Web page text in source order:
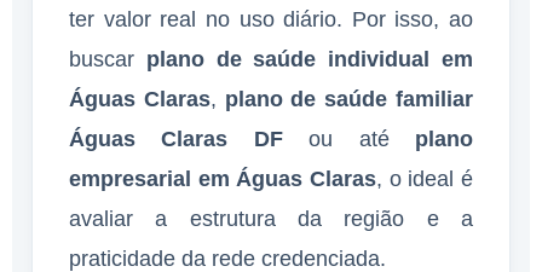
ter valor real no uso diário. Por isso, ao
buscar plano de saúde individual em
Águas Claras, plano de saúde familiar
Águas Claras DFou até plano
empresarial em Águas Claras, o ideal é
avaliar a estrutura da região e a
praticidade da rede credenciada.